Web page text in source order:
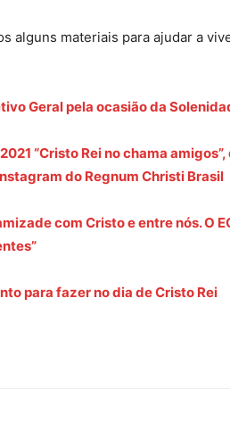
alguns materiais para ajudar a
Geral pela ocasião da
“Cristo Rei no chama
do Regnum Christi Brasil
com Cristo e entre nós. O
para fazer no dia de Cristo Rei